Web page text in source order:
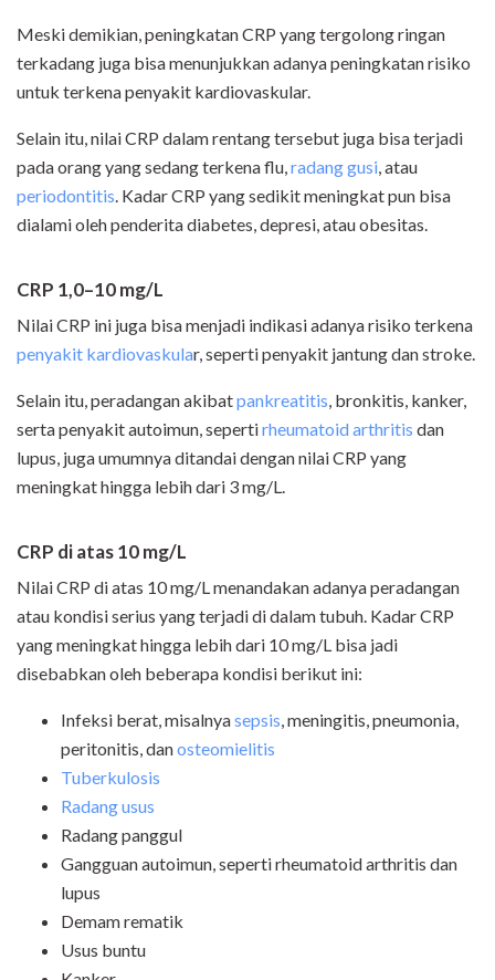
Meski demikian, peningkatan CRP yang tergolong ringan
terkadang juga bisa menunjukkan adanya peningkatan risiko
untuk terkena penyakit kardiovaskular.
Selain itu, nilai CRP dalam rentang tersebut juga bisa terjadi
pada orang yang sedang terkena flu,radang gusi, atau
periodontitis. Kadar CRP yang sedikit meningkat pun bisa
dialami oleh penderita diabetes, depresi, atau obesitas.
CRP 1,0–10 mg/L
Nilai CRP ini juga bisa menjadi indikasi adanya risiko terkena
penyakit kardiovaskular, seperti penyakit jantung dan stroke.
Selain itu, peradangan akibatpankreatitis, bronkitis, kanker,
serta penyakit autoimun, sepertirheumatoid arthritis dan
lupus, juga umumnya ditandai dengan nilai CRP yang
meningkat hingga lebih dari 3 mg/L.
CRP di atas 10 mg/L
Nilai CRP di atas 10 mg/L menandakan adanya peradangan
atau kondisi serius yang terjadi di dalam tubuh. Kadar CRP
yang meningkat hingga lebih dari 10 mg/L bisa jadi
disebabkan oleh beberapa kondisi berikut ini:
Infeksi berat, misalnyasepsis, meningitis, pneumonia,
peritonitis, danosteomielitis
Tuberkulosis
Radang usus
Radang panggul
Gangguan autoimun, seperti rheumatoid arthritis dan
lupus
Demam rematik
Usus buntu